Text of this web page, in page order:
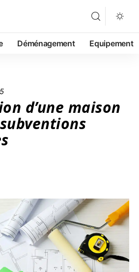
Déménagement Equipement
d’une maison